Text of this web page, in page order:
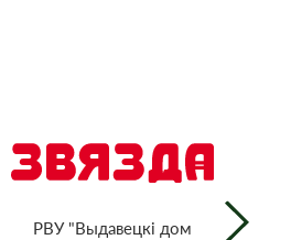
РВУ "Выдавецкі дом